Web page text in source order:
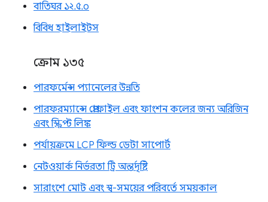
বাতিঘর ১২.৫.০
বিবিধ হাইলাইটস
ক্রোম ১৩৫
পারফর্মেন্স প্যানেলের উন্নতি
পারফরম্যান্সে প্রোফাইল এবং ফাংশন কলের জন্য অরিজিন
এবং স্ক্রিপ্ট লিঙ্ক
পর্যায়ক্রমে LCP ফিল্ড ডেটা সাপোর্ট
নেটওয়ার্ক নির্ভরতা ট্রি অন্তর্দৃষ্টি
সারাংশে মোট এবং স্ব-সময়ের পরিবর্তে সময়কাল